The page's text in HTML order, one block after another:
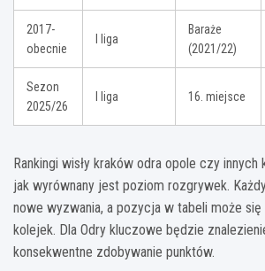
2017-
obecnie
I liga
Baraże
(2021/22)
Sezon
2025/26
I liga 16. miejsce
Rankingi wisły kraków odra opole czy innych
jak wyrównany jest poziom rozgrywek.
nowe wyzwania, a pozycja w tabeli może
kolejek. Dla Odry kluczowe będzie
konsekwentne zdobywanie punktów.